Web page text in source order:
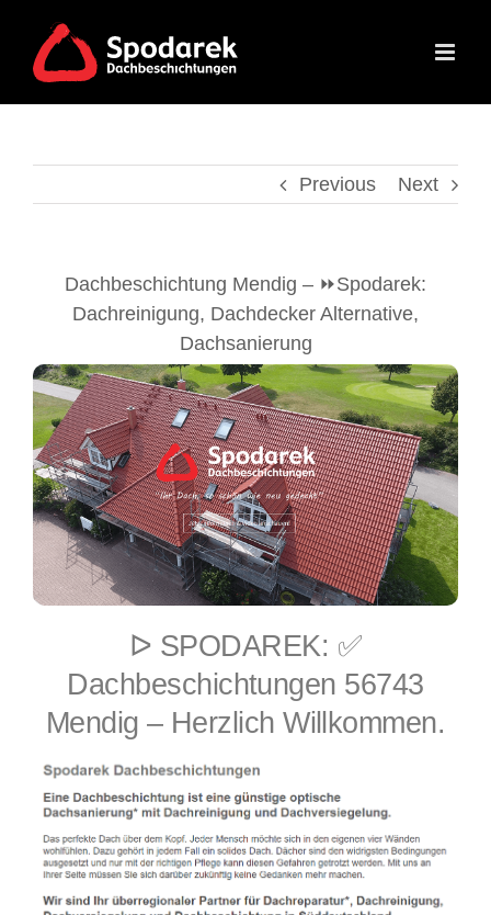
content
Previous Next
Dachbeschichtung Mendig – ⏩Spodarek:
Dachreinigung, Dachdecker Alternative,
Dachsanierung
ᐅ SPODAREK: ✅
Dachbeschichtungen 56743
Mendig – Herzlich Willkommen.